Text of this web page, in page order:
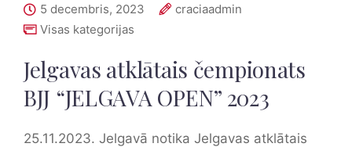
5 decembris, 2023
craciaadmin
Visas kategorijas
Jelgavas atklātais čempionats
BJJ “JELGAVA OPEN” 2023
25.11.2023. Jelgavā notika Jelgavas atklātais